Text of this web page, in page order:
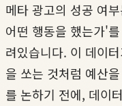
메타 광고의 성공 여
어떤 행동을 했는가'
려있습니다. 이 데이
을 쏘는 것처럼 예산
를 논하기 전에, 데이